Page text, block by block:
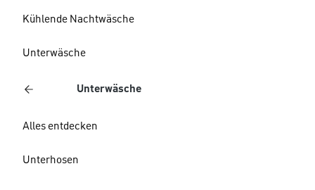
Kühlende Nachtwäsche
Unterwäsche
Unterwäsche
Alles entdecken
Unterhosen